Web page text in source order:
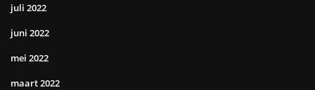
juli 2022
juni 2022
mei 2022
maart 2022